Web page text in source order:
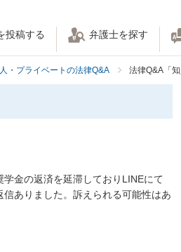
投稿する 弁護士を探す
・プライベートの法律Q&A 法律Q&A「
金の返済を延滞しておりLINEにて
ありました。訴えられる可能性はあ